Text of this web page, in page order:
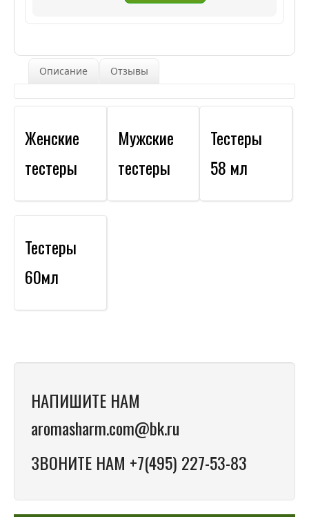
Описание Отзывы
Женские
тестеры
Мужские
тестеры
Тестеры
58 мл
Тестеры
60мл
НАПИШИТЕ НАМ
aromasharm.com@bk.ru
ЗВОНИТЕ НАМ +7(495) 227-53-83